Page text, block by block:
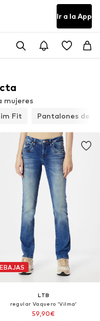
Ir a la App
mujeres
Fit Pantalones de
LTB
regular Vaquero 'Vilma'
59,90€